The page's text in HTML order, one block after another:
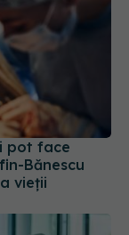
Bănescu
vieții